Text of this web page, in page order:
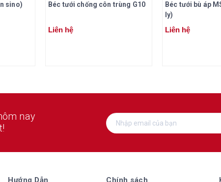
sino) Béc tưới chống côn trùng G10
Liên hệ
Béc tưới bù áp
ly)
Liên hệ
nay
Hướng Dẫn Chính sách